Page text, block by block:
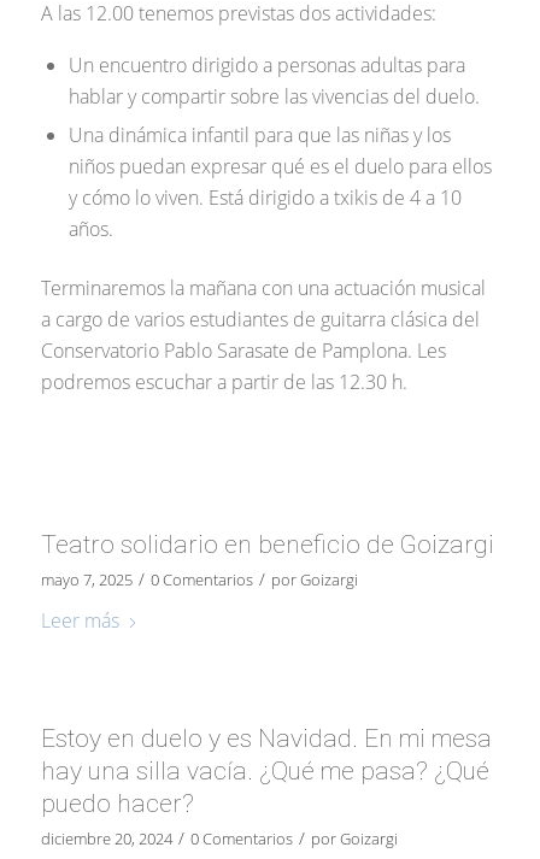
A las 12.00 tenemos previstas dos actividades:
Un encuentro dirigido a personas adultas para
hablar y compartir sobre las vivencias del duelo.
Una dinámica infantil para que las niñas y los
niños puedan expresar qué es el duelo para ellos
y cómo lo viven. Está dirigido a txikis de 4 a 10
años.
Terminaremos la mañana con una actuación musical
a cargo de varios estudiantes de guitarra clásica del
Conservatorio Pablo Sarasate de Pamplona. Les
podremos escuchar a partir de las 12.30 h.
Teatro solidario en beneficio de Goizargi
mayo 7, 2025 / 0 Comentarios / porGoizargi
Leer más
Estoy en duelo y es Navidad. En mi mesa
hay una silla vacía. ¿Qué me pasa? ¿Qué
puedo hacer?
diciembre 20, 2024 / 0 Comentarios / porGoizargi